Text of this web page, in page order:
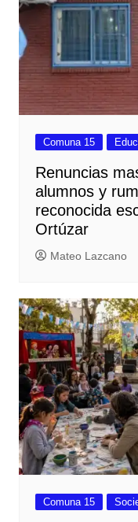
Comuna 15
Renuncias
alumnos y
reconocida
Ortúzar
Mateo Lazcano
Comuna 15